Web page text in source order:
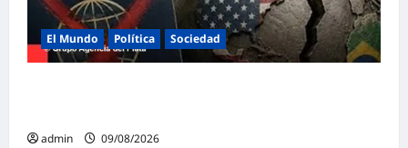
El Mundo Política Sociedad
admin 09/08/2026